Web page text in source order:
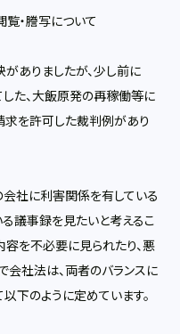
・謄写について
ありましたが、少し前に
した、大飯原発の再稼働等に
を許可した裁判例があり
社に利害関係を有している
議事録を見たいと考えるこ
容を不必要に見られたり、悪
会社法は、両者のバランスに
下のように定めています。